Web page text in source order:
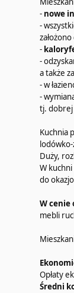
- nowe
-
-
-
a także
- w
-
tj. dobrej
Kuchnia
Duży,
W kuchni
do
W cenie
mebli
Opłaty
Średni